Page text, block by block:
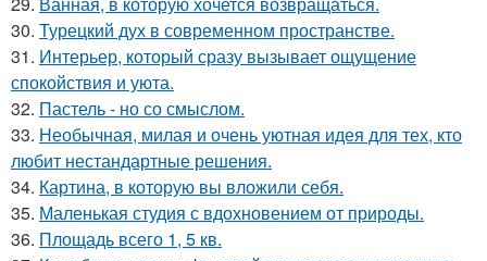
30. Турецкий дух в современном пространстве.
31. Интерьер, который сразу вызывает ощущение
спокойствия и уюта.
32. Пастель - но со смыслом.
33. Необычная, милая и очень уютная идея для тех, кто
любит нестандартные решения.
34. Картина, в которую вы вложили себя.
35. Маленькая студия с вдохновением от природы.
36. Площадь всего 1, 5 кв.